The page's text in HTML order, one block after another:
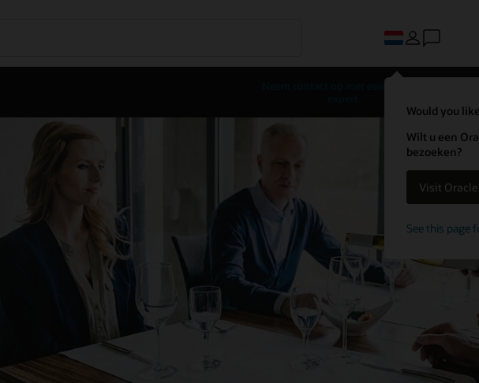
Would you
Wilt u een
bezoeken?
Visit
See this page